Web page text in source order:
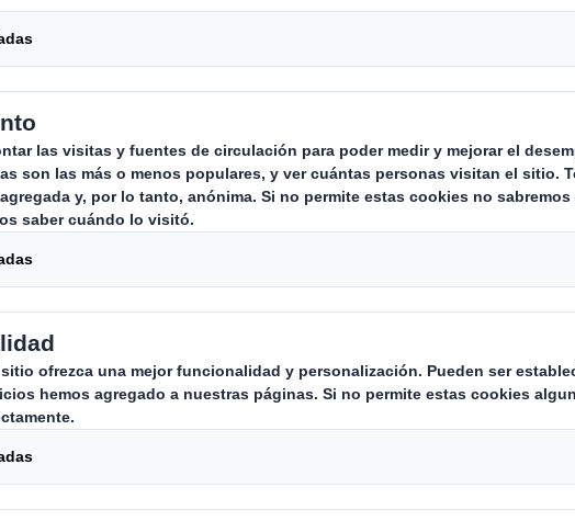
y en constante cambio, las empresas
Ante productos de similares características, la
marcan la diferencia y son los que hacen que
sea más o menos satisfactoria.
Digital
PDF